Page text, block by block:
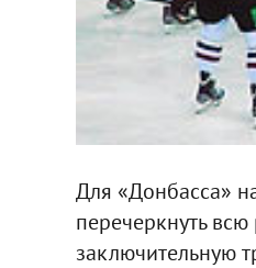
Для «Донбасса»
перечеркнуть
заключительную